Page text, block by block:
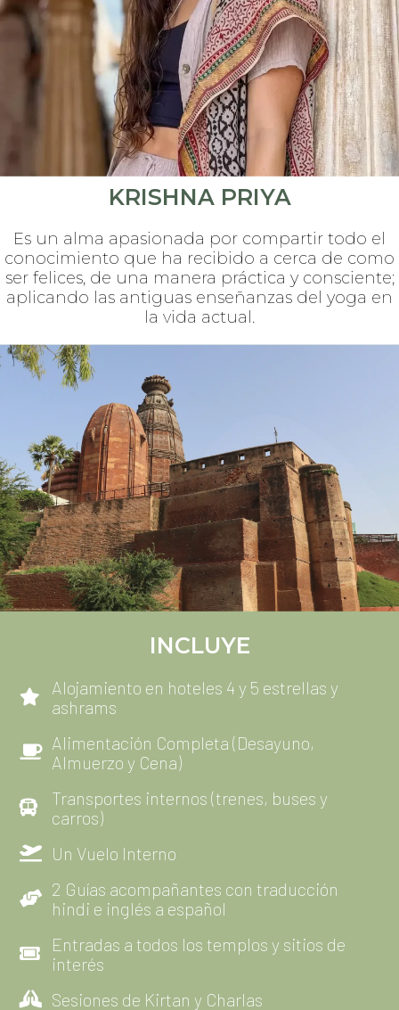
KRISHNA PRIYA
Es un alma apasionada por compartir todo el
conocimiento que ha recibido a cerca de como
ser felices, de una manera práctica y consciente;
aplicando las antiguas enseñanzas del yoga en
la vida actual.
INCLUYE
Alojamiento en hoteles 4 y 5 estrellas y
ashrams
Almuerzo y Cena)
Transportes internos (trenes, buses y
carros)
Un Vuelo Interno
2 Guías acompañantes con traducción
hindi e inglés a español
Entradas a todos los templos y sitios de
interés
Sesiones de Kirtan y Charlas
Asesoría en compra de tickets y visas
Reuniones virtuales previas de preparación
para el viaje